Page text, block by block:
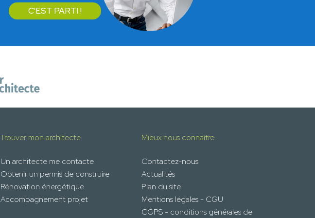
C'EST PARTI !
Trouver mon architecte
Un architecte me contacte
Obtenir un permis de construire
Rénovation énergétique
Accompagnement projet
Mieux nous connaître
Contactez-nous
Actualités
Plan du site
Mentions légales - CGU
CGPS - conditions générales de